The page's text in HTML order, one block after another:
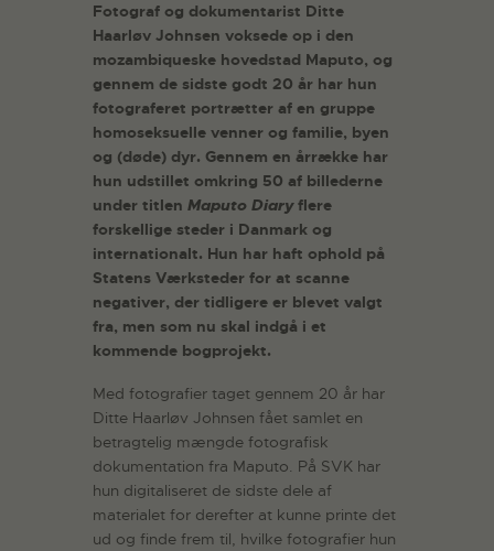
Fotograf og dokumentarist Ditte
Haarløv Johnsen voksede op i den
mozambiqueske hovedstad Maputo, og
gennem de sidste godt 20 år har hun
fotograferet portrætter af en gruppe
homoseksuelle venner og familie, byen
og (døde) dyr. Gennem en årrække har
hun udstillet omkring 50 af billederne
under titlen Maputo Diaryflere
forskellige steder i Danmark og
internationalt. Hun har haft ophold på
Statens Værksteder for at scanne
negativer, der tidligere er blevet valgt
fra, men som nu skal indgå i et
kommende bogprojekt.
Med fotografier taget gennem 20 år har
Ditte Haarløv Johnsen fået samlet en
betragtelig mængde fotografisk
dokumentation fra Maputo. På SVK har
hun digitaliseret de sidste dele af
materialet for derefter at kunne printe det
ud og finde frem til, hvilke fotografier hun